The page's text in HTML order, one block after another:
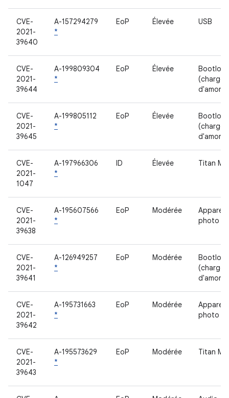
CVE-
2021-
39640
A-157294279
*
EoP Élevée USB
CVE-
2021-
39644
A-199809304
*
EoP Élevée
CVE-
2021-
39645
A-199805112
*
EoP Élevée
CVE-
2021-
1047
A-197966306
*
ID Élevée Titan M2
CVE-
2021-
39638
A-195607566
*
EoP Modérée
Appareil
photo
CVE-
2021-
39641
A-126949257
*
EoP Modérée
CVE-
2021-
39642
A-195731663
*
EoP Modérée
Appareil
photo
CVE-
2021-
39643
A-195573629
*
EoP Modérée Titan M2